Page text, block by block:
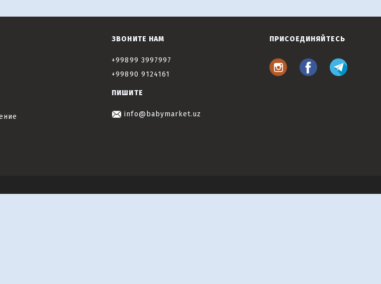
ЗВОНИТЕ НАМ
+99899 3997997
+99890 9124161
ПИШИТЕ
info@babymarket.uz
ПРИСОЕДИНЯЙТЕСЬ